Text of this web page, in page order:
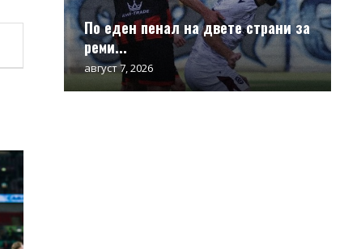
По еден пенал на двете страни за
реми...
август 7, 2026